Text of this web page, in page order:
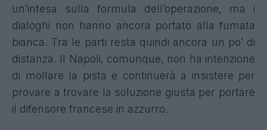
un’intesa sulla formula dell’operazione, ma i
dialoghi non hanno ancora portato alla fumata
bianca. Tra le parti resta quindi ancora un po’ di
distanza. Il Napoli, comunque, non ha intenzione
di mollare la pista e continuerà a insistere per
provare a trovare la soluzione giusta per portare
il difensore francese in azzurro.